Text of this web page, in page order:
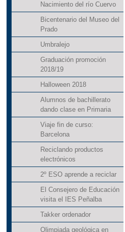
Nacimiento del río Cuervo
Bicentenario del Museo del
Prado
Umbralejo
Graduación promoción
2018/19
Halloween 2018
Alumnos de bachillerato
dando clase en Primaria
Viaje fin de curso:
Barcelona
Reciclando productos
electrónicos
2º ESO aprende a reciclar
El Consejero de Educación
visita el IES Peñalba
Takker ordenador
Olimpiada geológica en